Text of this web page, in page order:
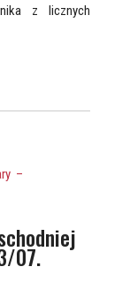
z licznych
07.